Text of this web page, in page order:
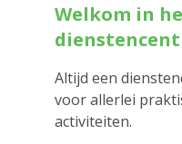
Welkom in
Altijd een
voor allerlei
activiteiten.